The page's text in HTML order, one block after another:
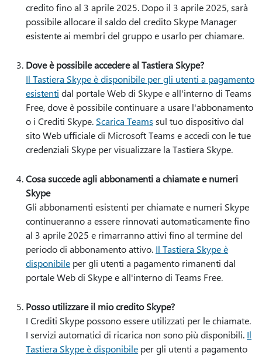
credito fino al 3 aprile 2025. Dopo il 3 aprile 2025, sarà
possibile allocare il saldo del credito Skype Manager
esistente ai membri del gruppo e usarlo per chiamare.
Dove è possibile accedere al Tastiera Skype?
Il Tastiera Skype è disponibile per gli utenti a pagamento
esistenti dal portale Web di Skype e all'interno di Teams
Free, dove è possibile continuare a usare l'abbonamento
o i Crediti Skype. Scarica Teams sul tuo dispositivo dal
sito Web ufficiale di Microsoft Teams e accedi con le tue
credenziali Skype per visualizzare la Tastiera Skype.
Cosa succede agli abbonamenti a chiamate e numeri
Skype
Gli abbonamenti esistenti per chiamate e numeri Skype
continueranno a essere rinnovati automaticamente fino
al 3 aprile 2025 e rimarranno attivi fino al termine del
periodo di abbonamento attivo. Il Tastiera Skype è
disponibile per gli utenti a pagamento rimanenti dal
portale Web di Skype e all'interno di Teams Free.
Posso utilizzare il mio credito Skype?
I Crediti Skype possono essere utilizzati per le chiamate.
I servizi automatici di ricarica non sono più disponibili. Il
Tastiera Skype è disponibile per gli utenti a pagamento